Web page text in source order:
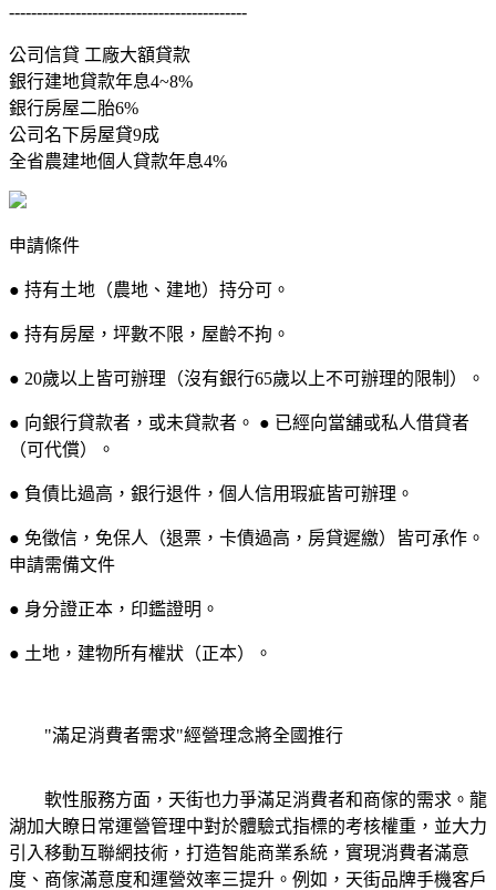
-------------------------------------------
公司信貸 工廠大額貸款
銀行建地貸款年息4~8%
銀行房屋二胎6%
公司名下房屋貸9成
全省農建地個人貸款年息4%
申請條件
● 持有土地（農地、建地）持分可。
● 持有房屋，坪數不限，屋齡不拘。
● 20歲以上皆可辦理（沒有銀行65歲以上不可辦理的限制）。
● 向銀行貸款者，或未貸款者。 ● 已經向當舖或私人借貸者
（可代償）。
● 負債比過高，銀行退件，個人信用瑕疵皆可辦理。
● 免徵信，免保人（退票，卡債過高，房貸遲繳）皆可承作。
申請需備文件
● 身分證正本，印鑑證明。
● 土地，建物所有權狀（正本）。
"滿足消費者需求"經營理念將全國推行
軟性服務方面，天街也力爭滿足消費者和商傢的需求。龍
湖加大瞭日常運營管理中對於體驗式指標的考核權重，並大力
引入移動互聯網技術，打造智能商業系統，實現消費者滿意
度、商傢滿意度和運營效率三提升。例如，天街品牌手機客戶